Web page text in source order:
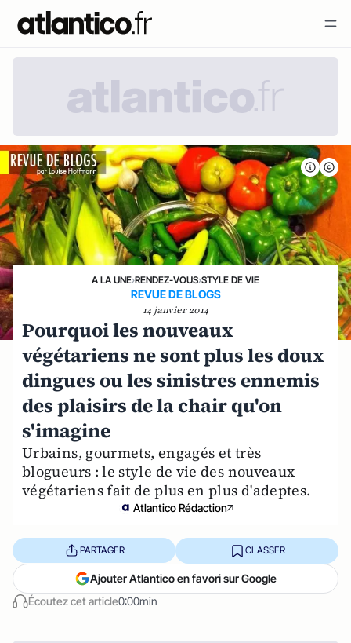
A LA UNE›RENDEZ-VOUS›STYLE DE VIE
REVUE DE BLOGS
14 janvier 2014
Pourquoi les nouveaux
végétariens ne sont plus les doux
dingues ou les sinistres ennemis
des plaisirs de la chair qu'on
s'imagine
Urbains, gourmets, engagés et très
blogueurs : le style de vie des nouveaux
végétariens fait de plus en plus d'adeptes.
Atlantico Rédaction
Écoutez cet article0:00min
PARTAGER CLASSER
Ajouter Atlantico en favori sur Google